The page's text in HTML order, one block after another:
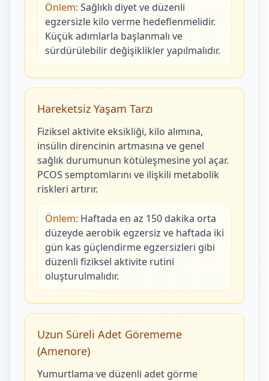
Önlem: Sağlıklı diyet ve düzenli
egzersizle kilo verme hedeflenmelidir.
Küçük adımlarla başlanmalı ve
sürdürülebilir değişiklikler yapılmalıdır.
Hareketsiz Yaşam Tarzı
Fiziksel aktivite eksikliği, kilo alımına,
insülin direncinin artmasına ve genel
sağlık durumunun kötüleşmesine yol açar.
PCOS semptomlarını ve ilişkili metabolik
riskleri artırır.
Önlem: Haftada en az 150 dakika orta
düzeyde aerobik egzersiz ve haftada iki
gün kas güçlendirme egzersizleri gibi
düzenli fiziksel aktivite rutini
oluşturulmalıdır.
Uzun Süreli Adet Görememe
(Amenore)
Yumurtlama ve düzenli adet görme